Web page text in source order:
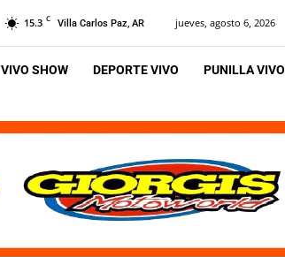
15.3 C Villa Carlos Paz, AR jueves, agosto 6, 2026
VIVO SHOW DEPORTE VIVO PUNILLA VIVO